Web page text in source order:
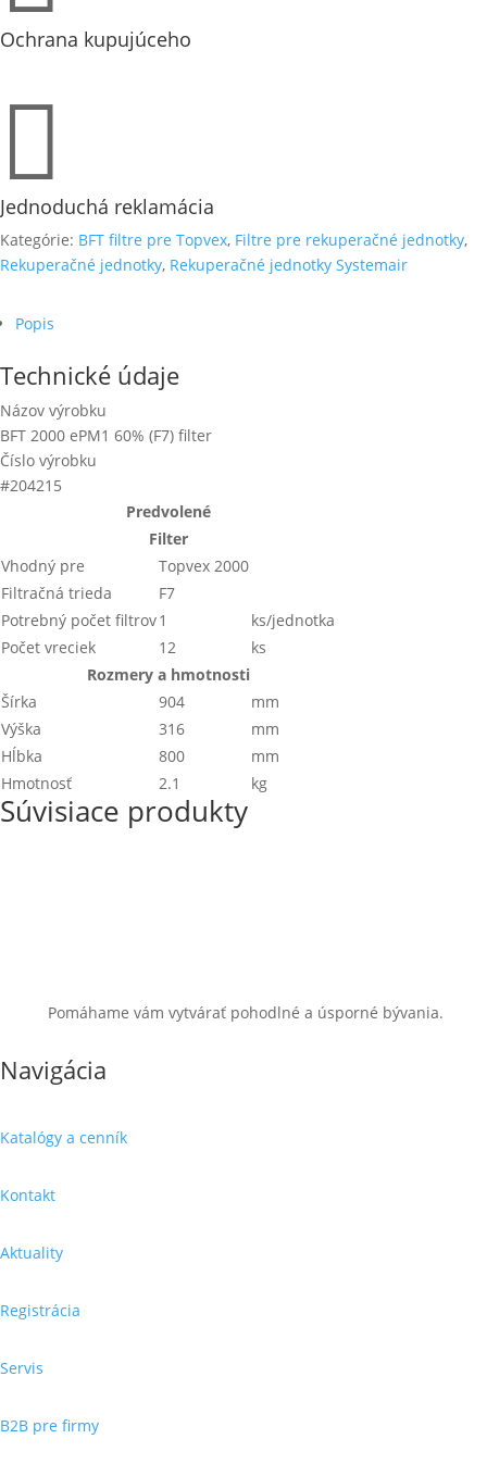
Ochrana kupujúceho

Jednoduchá reklamácia
Kategórie: BFT filtre pre Topvex, Filtre pre rekuperačné jednotky,
Rekuperačné jednotky, Rekuperačné jednotky Systemair
Popis
Technické údaje
Názov výrobku
BFT 2000 ePM1 60% (F7) filter
Číslo výrobku
#204215
Predvolené
Filter
Vhodný pre
Topvex 2000
Filtračná trieda
F7
Potrebný počet filtrov1
ks/jednotka
Počet vreciek
12
ks
Rozmery a hmotnosti
Šírka
904
mm
Výška
316
mm
Hĺbka
800
mm
Hmotnosť
2.1 kg
Súvisiace produkty
Pomáhame vám vytvárať pohodlné a úsporné bývania.
Navigácia
Katalógy a cenník
Kontakt
Aktuality
Registrácia
Servis
B2B pre firmy